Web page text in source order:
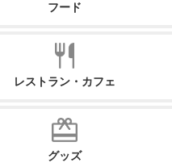
フード
レストラン・カフェ
グッズ